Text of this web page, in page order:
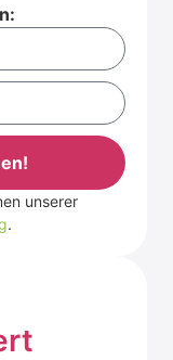
unserer
.